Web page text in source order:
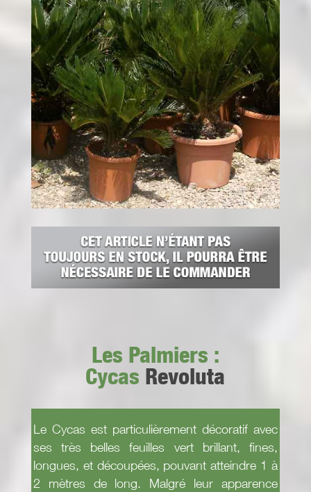
Les Palmiers :
Cycas Revoluta
Le Cycas est particulièrement décoratif avec
ses très belles feuilles vert brillant, fines,
longues, et découpées, pouvant atteindre 1 à
2 mètres de long. Malgré leur apparence